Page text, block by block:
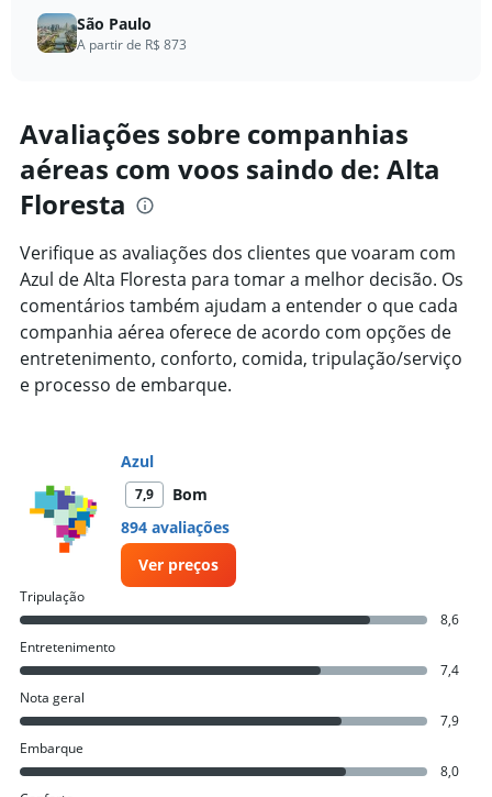
São Paulo
A partir de R$ 873
Avaliações sobre companhias
aéreas com voos saindo de: Alta
Floresta
Verifique as avaliações dos clientes que voaram com
Azul de Alta Floresta para tomar a melhor decisão. Os
comentários também ajudam a entender o que cada
companhia aérea oferece de acordo com opções de
entretenimento, conforto, comida, tripulação/serviço
e processo de embarque.
Azul
7,9
Bom
894 avaliações
Ver preços
Tripulação
8,6
Entretenimento
7,4
Nota geral
7,9
Embarque
8,0